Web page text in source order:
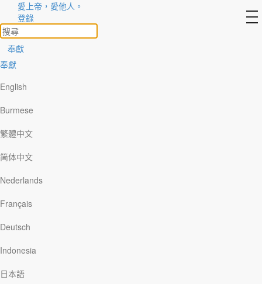
愛上帝，愛他人。
登錄
奉獻
奉獻
English
Burmese
繁體中文
简体中文
Nederlands
Français
Deutsch
Indonesia
日本語